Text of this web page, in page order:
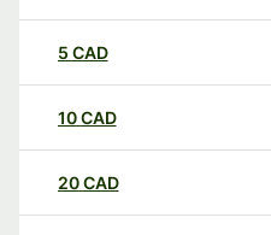
5 CAD
10CAD
20CAD